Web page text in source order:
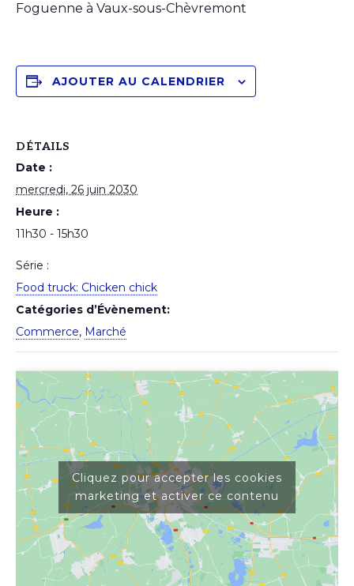
Foguenne à Vaux-sous-Chèvremont
AJOUTER AU CALENDRIER
DÉTAILS
Date :
mercredi, 26 juin 2030
Heure :
11h30 - 15h30
Série :
Food truck: Chicken chick
Catégories d’Évènement:
Commerce, Marché
Cliquez pour accepter les cookies
marketing et activer ce contenu